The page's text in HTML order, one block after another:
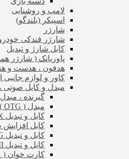
لامپ و روشنایی
اسپیکر (بلندگو)
شارژر
شارژر فندکی
کابل شارژ و تبدیل
پاوربانک ( شارژر
هدفون ، هدست و
کاور و لوازم جانبی
مبدل و کابل صوتی
گیرنده ،
مبدل ( OTG )
کابل و تبدیل AUX
کابل
کابل و تبدیل OTG
کابل و تبدیل HDMI
کارت خوان (